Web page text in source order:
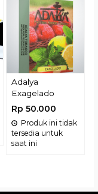
Adalya
Exagelado
Rp 50.000
Produk ini tidak
tersedia untuk
saat ini